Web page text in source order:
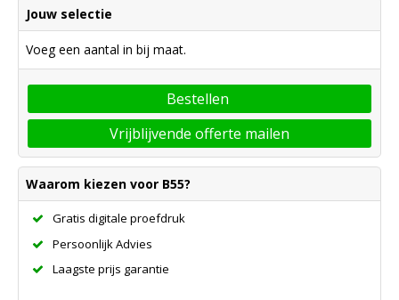
Jouw selectie
Voeg een aantal in bij maat.
Bestellen
Vrijblijvende offerte mailen
Waarom kiezen voor B55?
Gratis digitale proefdruk
Persoonlijk Advies
Laagste prijs garantie